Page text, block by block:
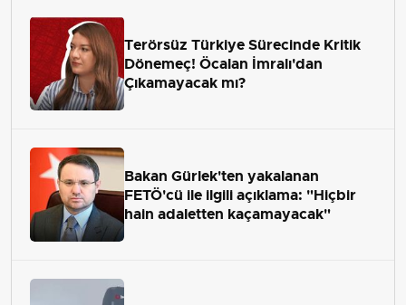
Terörsüz Türkiye Sürecinde Kritik
Dönemeç! Öcalan İmralı'dan
Çıkamayacak mı?
Bakan Gürlek'ten yakalanan
FETÖ'cü ile ilgili açıklama: "Hiçbir
hain adaletten kaçamayacak"